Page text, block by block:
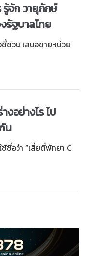
รู้จัก วายุภักษ์
รัฐบาลไทย
ชี้ชวน เสนอขายหน่วย
งอย่างไร ไป
น
ชื่อว่า “เสี่ยตี๋พัทยา C